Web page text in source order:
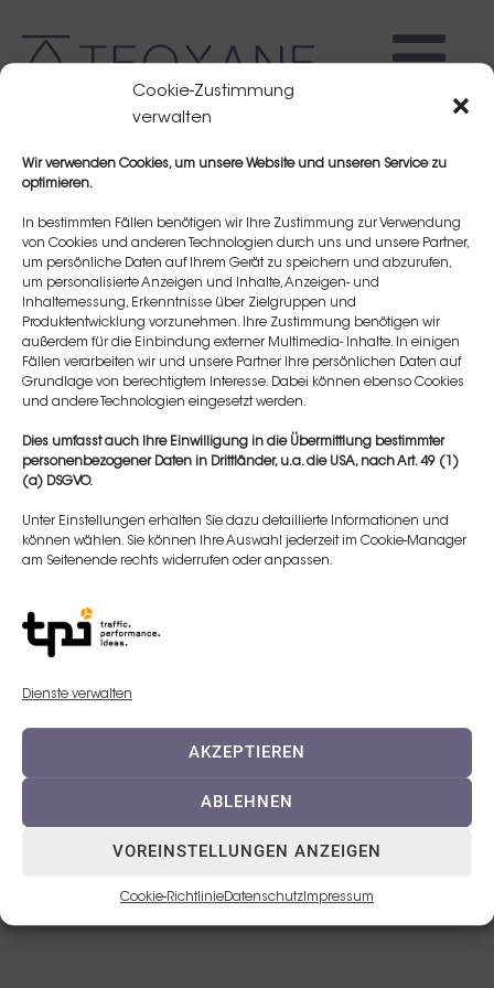
Cookie-Zustimmung
verwalten
Wir verwenden Cookies, um unsere Website und unseren Service zu
optimieren.
In bestimmten Fällen benötigen wir Ihre Zustimmung zur Verwendung
von Cookies und anderen Technologien durch uns und unsere Partner,
um persönliche Daten auf Ihrem Gerät zu speichern und abzurufen,
um personalisierte Anzeigen und Inhalte, Anzeigen- und
Inhaltemessung, Erkenntnisse über Zielgruppen und
Produktentwicklung vorzunehmen. Ihre Zustimmung benötigen wir
außerdem für die Einbindung externer Multimedia- Inhalte. In einigen
Fällen verarbeiten wir und unsere Partner Ihre persönlichen Daten auf
Grundlage von berechtigtem Interesse. Dabei können ebenso Cookies
und andere Technologien eingesetzt werden.
Dies umfasst auch Ihre Einwilligung in die Übermittlung bestimmter
personenbezogener Daten in Drittländer, u.a. die USA, nach Art. 49 (1)
(a) DSGVO.
Unter Einstellungen erhalten Sie dazu detaillierte Informationen und
können wählen. Sie können Ihre Auswahl jederzeit im Cookie-Manager
am Seitenende rechts widerrufen oder anpassen.
Dienste verwalten
AKZEPTIEREN
ABLEHNEN
VOREINSTELLUNGEN ANZEIGEN
Cookie-RichtlinieDatenschutz Impressum
Ines KLEIN
E-Mail:
Telefon: